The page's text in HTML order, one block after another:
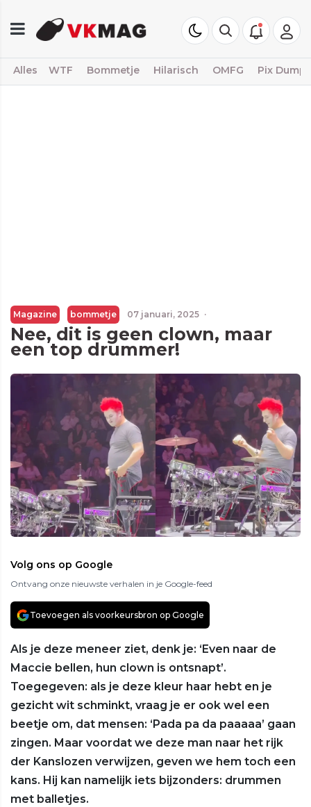
Alles WTF Bommetje Hilarisch OMFG Pix Dump
Magazine bommetje 07 januari, 2025 ·
Nee, dit is geen clown, maar
een top drummer!
Volg ons op Google
Ontvang onze nieuwste verhalen in je Google-feed
Toevoegen als voorkeursbron op Google
Als je deze meneer ziet, denk je: ‘Even naar de
Maccie bellen, hun clown is ontsnapt’.
Toegegeven: als je deze kleur haar hebt en je
gezicht wit schminkt, vraag je er ook wel een
beetje om, dat mensen: ‘Pada pa da paaaaa’ gaan
zingen. Maar voordat we deze man naar het rijk
der Kanslozen verwijzen, geven we hem toch een
kans. Hij kan namelijk iets bijzonders: drummen
met balletjes.